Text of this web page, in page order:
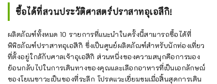
ซื้อได้ที่สวนประวัติศาสตร์ปราสาทอุเอสึกิ!
ผลิตภัณฑ์ทั้งหมด 10 รายการที่แนะนำในครั้งนี้สามารถซื้อได้ที่
พิพิธภัณฑ์ปราสาทอุเอสึกิ ซึ่งเป็นศูนย์ผลิตภัณฑ์สำหรับนักท่องเที่ยว
ที่ตั้งอยู่ใกล้กับศาลเจ้าอุเอสึกิ ส่วนหนึ่งของความสนุกคือการมอง
ย้อนกลับไปในการเดินทางของคุณและเลือกอาหารที่เป็นเอกลักษณ์
ของโยเนซาวะเป็นของที่ระลึก โปรดแวะเยี่ยมชมเมื่อสิ้นสุดการเดิน